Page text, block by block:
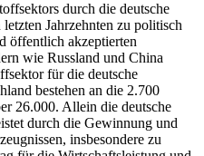
durch die deutsche
Jahrzehnten zu politisch
öffentlich akzeptierten
wie Russland und China
für die deutsche
bestehen an die 2.700
26.000. Allein die deutsche
durch die Gewinnung und
insbesondere zu